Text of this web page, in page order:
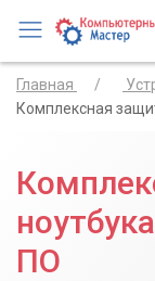
Главная
Комплексная
ПО